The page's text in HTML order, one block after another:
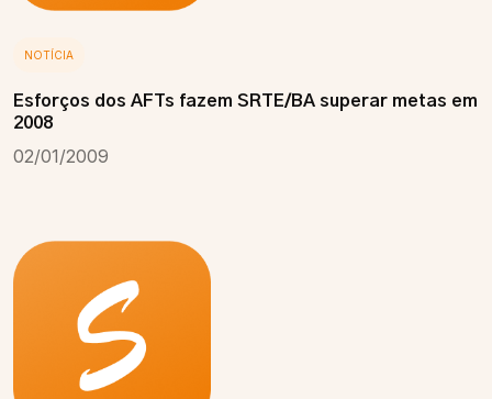
NOTÍCIA
Esforços dos AFTs fazem SRTE/BA superar metas em
2008
02/01/2009